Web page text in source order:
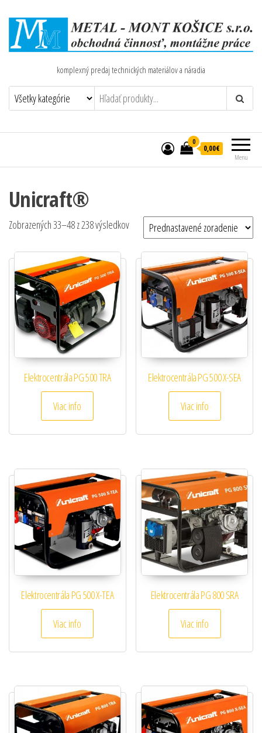
komplexný predaj technických materiálov a náradia
Menu
0
0,00€
Unicraft®
Zobrazených 33–48 z 238 výsledkov
Elektrocentrála PG 500 TRA
Viac info
Elektrocentrála PG 500 X-SEA
Viac info
Elektrocentrála PG 500 X-TEA
Viac info
Elektrocentrála PG 800 SRA
Viac info